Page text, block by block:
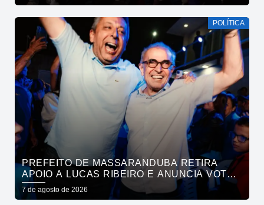
POLÍTICA
PREFEITO DE MASSARANDUBA RETIRA
APOIO A LUCAS RIBEIRO E ANUNCIA VOTO
EM CÍCERO PARA O GOVERNO
7 de agosto de 2026